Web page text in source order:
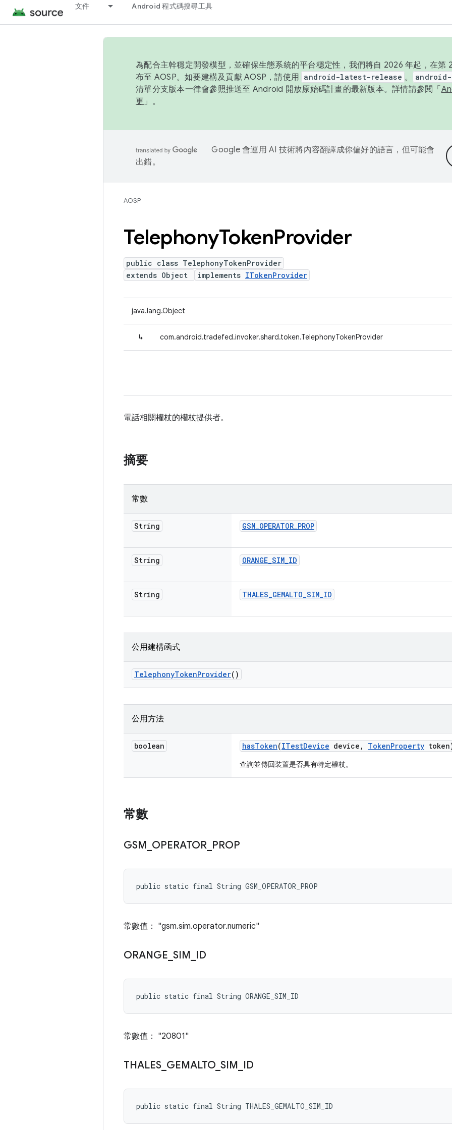
文件 Android 程式碼搜尋工具
為配合主幹穩定開發模型，並確保生態系統的平台穩定性，我們將自 2026 年起，在第
布至 AOSP。如要建構及貢獻 AOSP，請使用 android-latest-release 。
清單分支版本一律會參照推送至 Android 開放原始碼計畫的最新版本。詳情請參閱「
更 」。
Google 會運用 AI 技術將內容翻譯成你偏好的語言，但可能會
出錯。
AOSP
TelephonyTokenProvider
public class TelephonyTokenProvider
extends Object
implements ITokenProvider
java.lang.Object
↳ com.android.tradefed.invoker.shard.token.TelephonyTokenProvider
電話相關權杖的權杖提供者。
摘要
常數
String GSM_OPERATOR_PROP
String ORANGE_SIM_ID
String THALES_GEMALTO_SIM_ID
公用建構函式
TelephonyTokenProvider()
公用方法
boolean hasToken(ITestDevice device , TokenProperty
查詢並傳回裝置是否具有特定權杖。
常數
GSM OPERATOR PROP
public static final String GSM_OPERATOR_PROP
常數值： "gsm.sim.operator.numeric"
ORANGE SIM ID
public static final String ORANGE_SIM_ID
常數值： "20801"
THALES GEMALTO SIM ID
public static final String THALES_GEMALTO_SIM_ID